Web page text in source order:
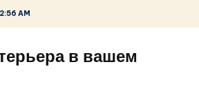
AM
в вашем